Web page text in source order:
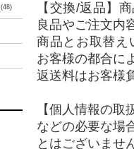
(48)
【交換/返品】
良品やご注文内
商品とお取替え
お客様の都合に
返送料はお客様
【個人情報の
などの必要な場
とはございませ